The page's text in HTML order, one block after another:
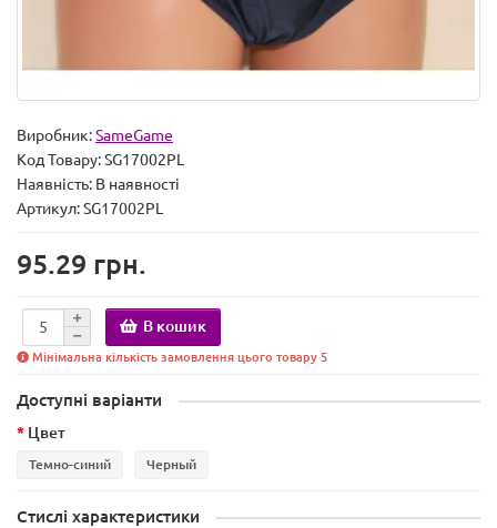
Виробник:SameGame
Код Товару:SG17002PL
Наявність: В наявності
Артикул: SG17002PL
95.29 грн.
В кошик
Мінімальна кількість замовлення цього товару 5
Доступні варіанти
Цвет
Темно-синий Черный
Стислі характеристики